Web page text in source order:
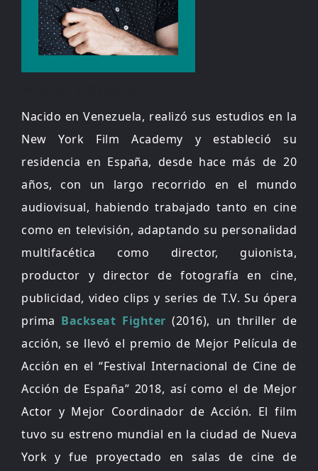
Nacido en Venezuela, realizó sus estudios en la
New York Film Academy y estableció su
residencia en España, desde hace más de 20
años, con un largo recorrido en el mundo
audiovisual, habiendo trabajado tanto en cine
como en televisión, adaptando su personalidad
multifacética como director, guionista,
productor y director de fotografía en cine,
publicidad, video clips y series de T.V. Su ópera
prima Backseat Fighter (2016), un thriller de
acción, se llevó el premio de Mejor Película de
Acción en el “Festival Internacional de Cine de
Acción de España” 2018, así como el de Mejor
Actor y Mejor Coordinador de Acción. El film
tuvo su estreno mundial en la ciudad de Nueva
York y fue proyectado en salas de cine de